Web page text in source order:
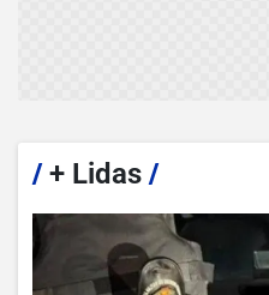
/+ Lidas /